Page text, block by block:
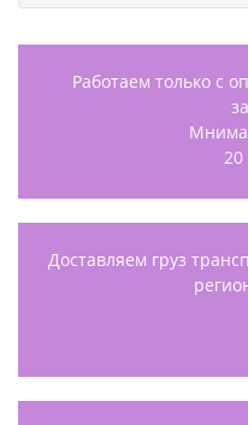
Работаем только с
20
Доставляем груз